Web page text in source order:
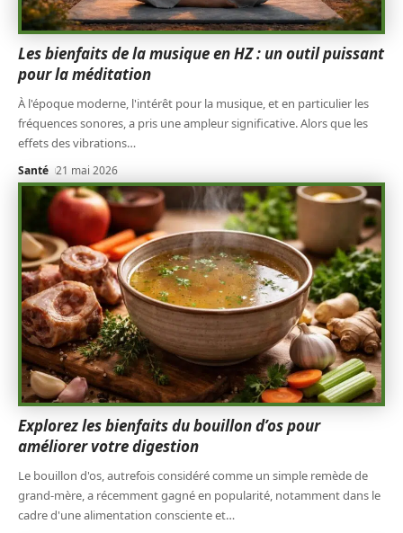
Les bienfaits de la musique en HZ : un outil puissant
pour la méditation
À l'époque moderne, l'intérêt pour la musique, et en particulier les
fréquences sonores, a pris une ampleur significative. Alors que les
effets des vibrations…
Santé 21 mai 2026
Explorez les bienfaits du bouillon d’os pour
améliorer votre digestion
Le bouillon d'os, autrefois considéré comme un simple remède de
grand-mère, a récemment gagné en popularité, notamment dans le
cadre d'une alimentation consciente et…